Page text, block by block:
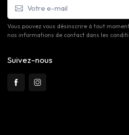
Vous pouvez vous désinscrire à tout
nos informations de contact dans les
Suivez-nous